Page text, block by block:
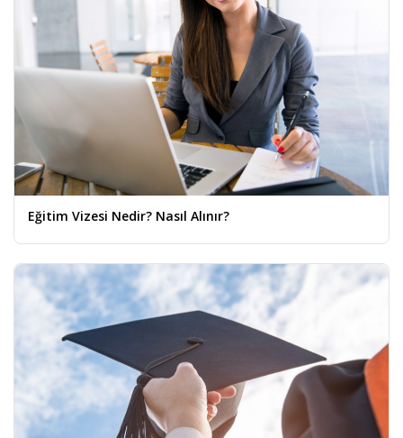
Eğitim Vizesi Nedir? Nasıl Alınır?